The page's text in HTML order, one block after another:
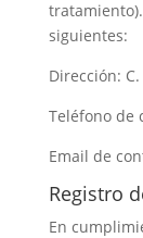
siguientes:
Dirección:
Teléfono de
Email de
Registro
En